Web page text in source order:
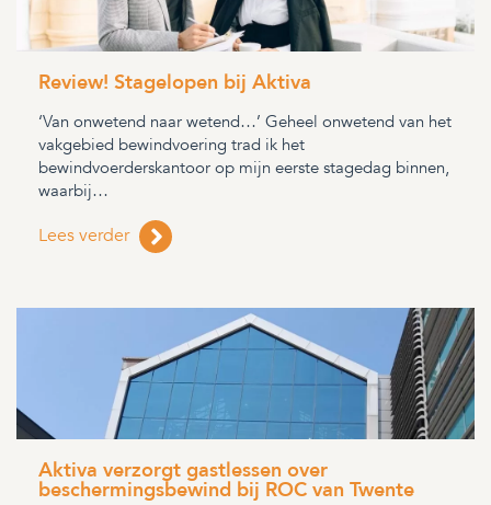
Review! Stagelopen bij Aktiva
‘Van onwetend naar wetend…’ Geheel onwetend van het
vakgebied bewindvoering trad ik het
bewindvoerderskantoor op mijn eerste stagedag binnen,
waarbij…
Lees verder
Aktiva verzorgt gastlessen over
beschermingsbewind bij ROC van Twente